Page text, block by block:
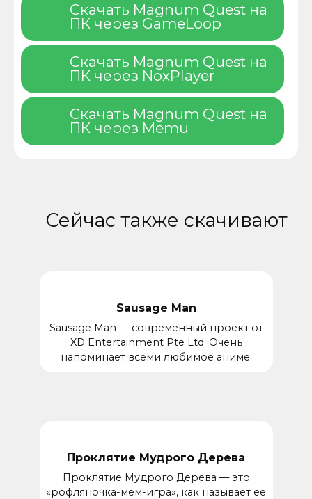
Скачать Magnum Quest на
ПК через GameLoop
Скачать Magnum Quest на
ПК через NoxPlayer
Скачать Magnum Quest на
ПК через Memu
Сейчас также скачивают
Sausage Man
Sausage Man — современный проект от
XD Entertainment Pte Ltd. Очень
напоминает всеми любимое аниме.
Проклятие Мудрого Дерева
Проклятие Мудрого Дерева — это
«рофляночка-мем-игра», как называет ее